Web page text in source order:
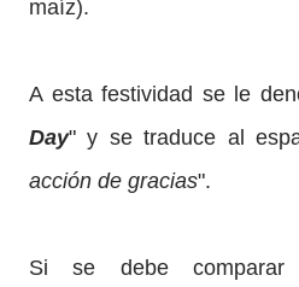
maíz).
A esta festividad se le
Day" y se traduce al
acción de gracias".
Si se debe comparar